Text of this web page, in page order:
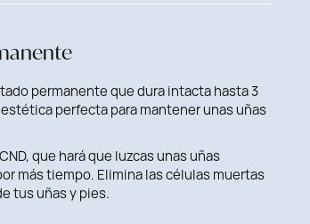
permanente que dura intacta hasta 3
perfecta para mantener unas uñas
que hará que luzcas unas uñas
más tiempo. Elimina las células muertas
tus uñas y pies.